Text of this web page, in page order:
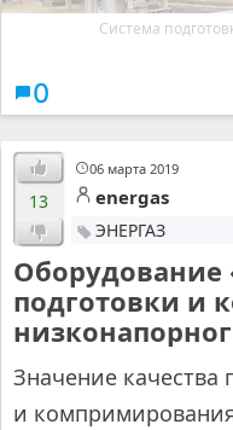
Система
0
06 марта 2019
13 energas
ЭНЕРГАЗ
Оборудование
подготовки и
Значение качества
и